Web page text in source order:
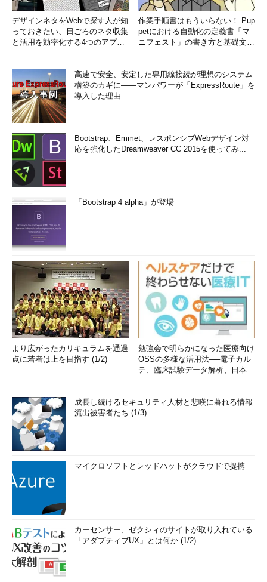
デザインネタをWebで探す人が知
っておきたい、日ごろのネタ収集
と活用を効率化する4つのアプリ
作業手順書はもういらない！ Pup
petにおける自動化の定義書「マ
ニフェスト」の書き方と基礎文法
高速で安全、安定した専用線接続が理想のシステム
構築のカギに――マンパワーが「ExpressRoute」を
導入した理由
Bootstrap、Emmet、レスポンシブWebデザイン対
応を強化したDreamweaver CC 2015を使ってみ...
「Bootstrap 4 alpha」が登場
より広がったカリキュラムを通過
点に若者は上を目指す (1/2)
勉強会で明らかになった医療向け
OSSの多様な活用法──電子カル
テ、臨床試験データ解析、日本語
成長し続けるセキュリティ人材と悲嘆に暮れる情報
流出被害者たち (1/3)
マイクロソフトとレッドハットがクラウドで提携
カーセンサー、ゼクシィのサイトが取り入れている
「アダプティブUX」とは何か (1/2)